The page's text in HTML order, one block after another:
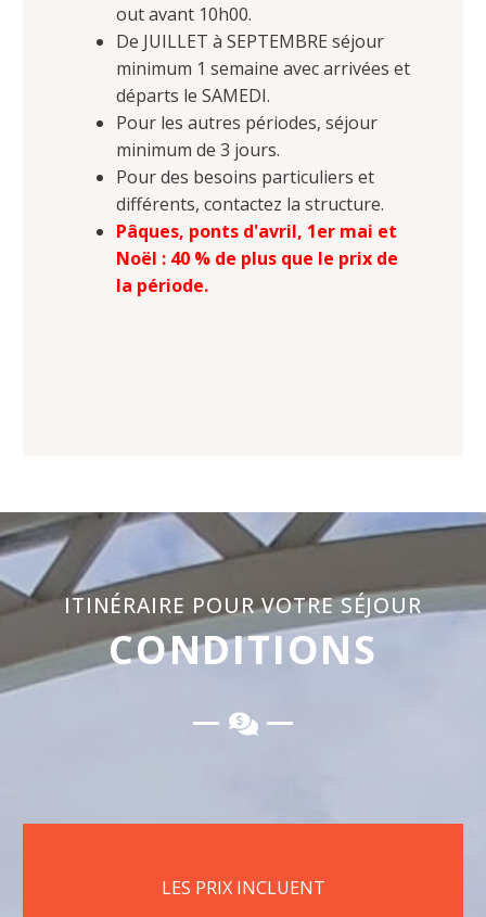
out avant 10h00.
De JUILLET à SEPTEMBRE séjour
minimum 1 semaine avec arrivées et
départs le SAMEDI.
Pour les autres périodes, séjour
minimum de 3 jours.
Pour des besoins particuliers et
différents, contactez la structure.
Pâques, ponts d'avril, 1er mai et
Noël : 40 % de plus que le prix de
la période.
ITINÉRAIRE POUR VOTRE SÉJOUR
CONDITIONS
LES PRIX INCLUENT